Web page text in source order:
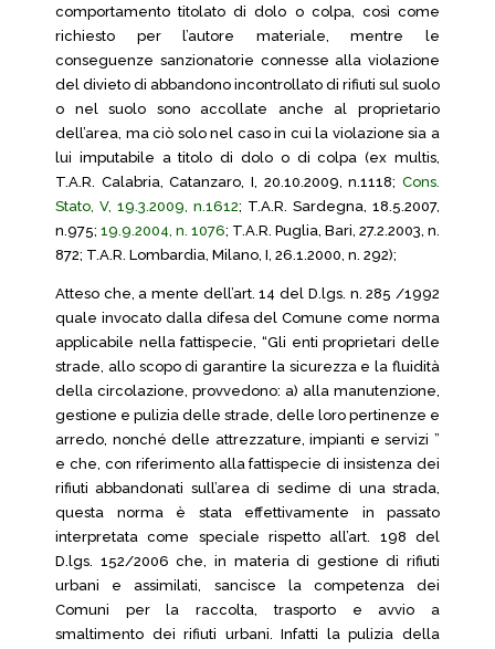
comportamento titolato di dolo o colpa, così come
richiesto per l’autore materiale, mentre le
conseguenze sanzionatorie connesse alla violazione
del divieto di abbandono incontrollato di rifiuti sul suolo
o nel suolo sono accollate anche al proprietario
dell’area, ma ciò solo nel caso in cui la violazione sia a
lui imputabile a titolo di dolo o di colpa (ex multis,
T.A.R. Calabria, Catanzaro, I, 20.10.2009, n.1118; Cons.
Stato, V, 19.3.2009, n.1612; T.A.R. Sardegna, 18.5.2007,
n.975; 19.9.2004, n. 1076; T.A.R. Puglia, Bari, 27.2.2003, n.
872; T.A.R. Lombardia, Milano, I, 26.1.2000, n. 292);
Atteso che, a mente dell’art. 14 del D.lgs. n. 285 /1992
quale invocato dalla difesa del Comune come norma
applicabile nella fattispecie, “Gli enti proprietari delle
strade, allo scopo di garantire la sicurezza e la fluidità
della circolazione, provvedono: a) alla manutenzione,
gestione e pulizia delle strade, delle loro pertinenze e
arredo, nonché delle attrezzature, impianti e servizi ”
e che, con riferimento alla fattispecie di insistenza dei
rifiuti abbandonati sull’area di sedime di una strada,
questa norma è stata effettivamente in passato
interpretata come speciale rispetto all’art. 198 del
D.lgs. 152/2006 che, in materia di gestione di rifiuti
urbani e assimilati, sancisce la competenza dei
Comuni per la raccolta, trasporto e avvio a
smaltimento dei rifiuti urbani. Infatti la pulizia della